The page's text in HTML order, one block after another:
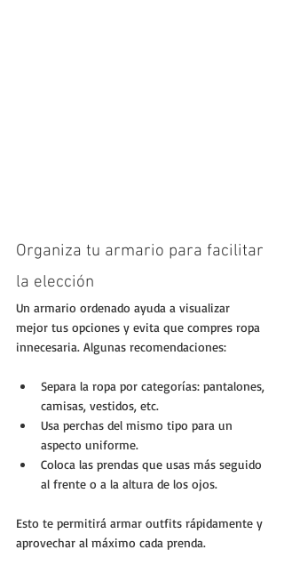
Organiza tu armario para facilitar
la elección
Un armario ordenado ayuda a visualizar
mejor tus opciones y evita que compres ropa
innecesaria. Algunas recomendaciones:
Separa la ropa por categorías: pantalones,
camisas, vestidos, etc.
Usa perchas del mismo tipo para un
aspecto uniforme.
Coloca las prendas que usas más seguido
al frente o a la altura de los ojos.
Esto te permitirá armar outfits rápidamente y
aprovechar al máximo cada prenda.